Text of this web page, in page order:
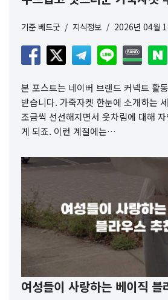
기준 베드굿 지식정보 2026년 04월
본 포스트는 네이버 브랜드 커넥트 활
받습니다. 가죽자켓 한눈에 소개하는
조금씩 선선해지면서 옷차림에 대해
게 되죠. 이런 계절에는…
여성들이 사랑하는 베이직 블